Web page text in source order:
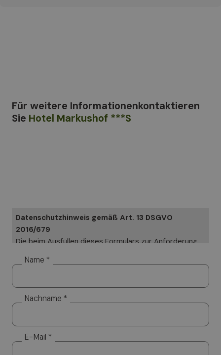
Für weitere Informationenkontaktieren
Sie Hotel Markushof ***S
Datenschutzhinweis gemäß Art. 13 DSGVO
2016/679
Die beim Ausfüllen dieses Formulars zur Anforderung
Papierform und elektronisch verarbeitet. Ihre Daten
Anfragen zu beantworten. Ihre Daten werden aber
nicht veröffentlicht. Verantwortlicher für die
Sie sich wenden können, um Ihre Rechte geltend zu
machen. Zu diesen gehören u. a. das Recht auf Zugang
Name *
Nachname *
E-Mail *